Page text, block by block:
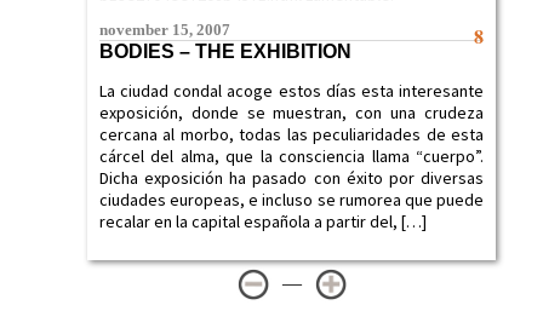
8
november 15, 2007
BODIES – THE EXHIBITION
La ciudad condal acoge estos días esta interesante
exposición, donde se muestran, con una crudeza
cercana al morbo, todas las peculiaridades de esta
cárcel del alma, que la consciencia llama “cuerpo”.
Dicha exposición ha pasado con éxito por diversas
ciudades europeas, e incluso se rumorea que puede
recalar en la capital española a partir del, […]
—